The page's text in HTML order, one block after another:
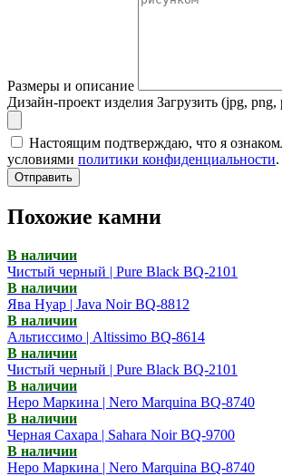
Размеры и описание
Дизайн-проект изделия Загрузить (jpg,
Настоящим подтверждаю, что я
условиями политики конфиденциальности.
Отправить
Похожие камни
В наличии
Чистый черный | Pure Black BQ-2101
В наличии
Ява Нуар | Java Noir BQ-8812
В наличии
Альтиссимо | Altissimo BQ-8614
В наличии
Чистый черный | Pure Black BQ-2101
В наличии
Неро Маркина | Nero Marquina BQ-8740
В наличии
Черная Сахара | Sahara Noir BQ-9700
В наличии
Неро Маркина | Nero Marquina BQ-8740